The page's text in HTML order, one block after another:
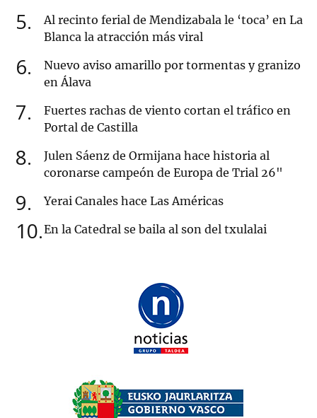
5
Al recinto ferial de Mendizabala le ‘toca’ en La
Blanca la atracción más viral
6
Nuevo aviso amarillo por tormentas y granizo
en Álava
7
Fuertes rachas de viento cortan el tráfico en
Portal de Castilla
8
Julen Sáenz de Ormijana hace historia al
coronarse campeón de Europa de Trial 26"
9 Yerai Canales hace Las Américas
10 En la Catedral se baila al son del txulalai